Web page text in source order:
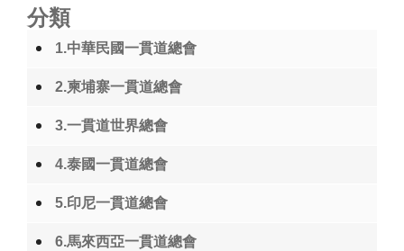
分類
1.中華民國一貫道總會
2.柬埔寨一貫道總會
3.一貫道世界總會
4.泰國一貫道總會
5.印尼一貫道總會
6.馬來西亞一貫道總會